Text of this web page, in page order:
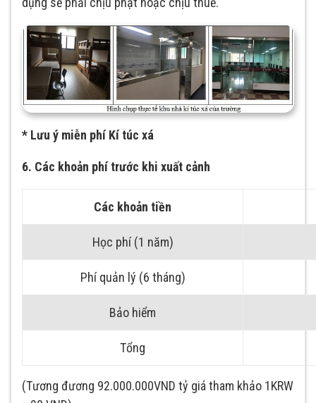
* Lưu ý miễn phí Kí túc xá
6. Các khoản phí trước khi xuất cảnh
Các khoản tiền
Học phí (1 năm)
Phí quản lý (6 tháng)
Bảo hiểm
Tổng
(Tương đương 92.000.000VND tỷ giá tham khảo 1KRW